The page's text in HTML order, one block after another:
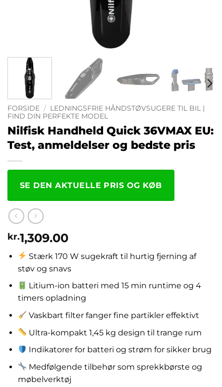
FORSIDE / LEDNINGSFRIE HÅNDSTØVSUGERE TIL BIL |
FIND DIN PERFEKTE MODEL
Nilfisk Handheld Quick 36VMAX EU:
Test, anmeldelser og bedste pris
SE DEN AKTUELLE PRIS OG KØB
kr.1,309.00
Stærk 170 W sugekraft til hurtig fjerning af
støv og snavs
Litium-ion batteri med 15 min runtime og 4
timers opladning
Vaskbart filter fanger fine partikler effektivt
Ultra-kompakt 1,45 kg design til trange rum
Indikatorer for batteri og strøm for sikker brug
Medfølgende tilbehør som sprekkbørste og
møbelverktøj